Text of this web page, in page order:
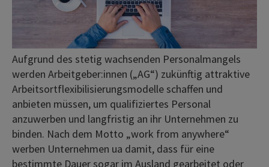
Aufgrund des stetig wachsenden Personalmangels
werden Arbeitgeber:innen („AG“) zukünftig attraktive
Arbeitsortflexibilisierungsmodelle schaffen und
anbieten müssen, um qualifiziertes Personal
anzuwerben und langfristig an ihr Unternehmen zu
binden. Nach dem Motto „work from anywhere“
werben Unternehmen ua damit, dass für eine
bestimmte Dauer sogar im Ausland gearbeitet oder